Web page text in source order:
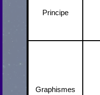
Principe
Graphismes